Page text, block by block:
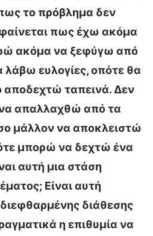
το πρόβλημα δεν
πως έχω ακόμα
ακόμα να ξεφύγω από
λάβω ευλογίες, οπότε θα
αποδεχτώ ταπεινά. Δεν
να απαλλαχθώ από τα
μάλλον να αποκλειστώ
μπορώ να δεχτώ ένα
αυτή μια στάση
Είναι αυτή
διάθεσης
η επιθυμία να